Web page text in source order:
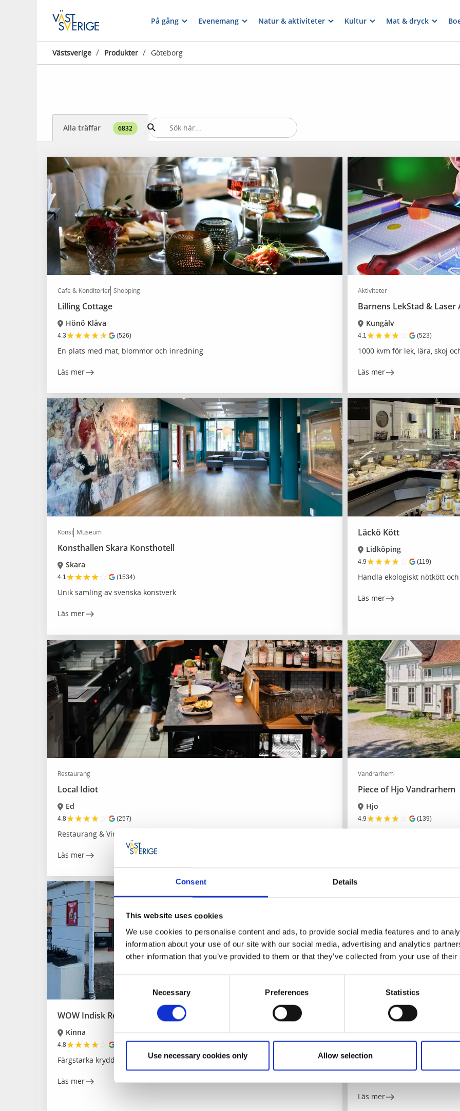
Consent Details
This website uses cookies
We use cookies to personalise content and ads, to provide social media features and to
information about your use of our site with our social media, advertising and analytics
other information that you’ve provided to them or that they’ve collected from your use of
Consent
Necessary Preferences Statistics
Use necessary cookies only Allow selection
På gång Evenemang Natur & aktiviteter Kultur Mat & dryck
Västsverige / Produkter / Göteborg
Alla träffar 6832
Café & Konditorier Shopping
Lilling Cottage
Hönö Klåva
4.3★★★★★ (526)
En plats med mat, blommor och inredning
Läs mer
Aktiviteter
Barnens LekStad & Laser
Kungälv
4.1★★★★☆ (523)
1000 kvm för lek, lära, skoj
Läs mer
Konst Museum
Konsthallen Skara Konsthotell
Skara
4.1★★★★☆ (1534)
Unik samling av svenska konstverk
Läs mer
Läckö Kött
Lidköping
4.9★★★★☆ (119)
Handla ekologiskt nötkött
Läs mer
Restaurang
Local Idiot
Ed
4.8★★★★☆ (257)
Restaurang & Vinhus
Läs mer
Vandrarhem
Piece of Hjo Vandrarhem
Hjo
4.9★★★★☆ (139)
WOW Indisk Restaurang
Kinna
4.8★★★★ (299)
Färgstarka kryddor från Indien.
Läs mer
Mbksyy Mobilservice
5.0★
Läs mer